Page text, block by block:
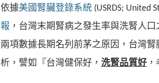
依據美國腎臟登錄系統 (USRDS; United
報 ，台灣末期腎病之發生率與洗腎人
兩項數據長期名列前茅之原因，台灣腎
析，譬如『台灣健保好， 洗腎品質好